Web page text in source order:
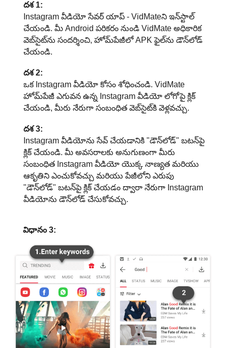
దశ 1:
Instagram వీడియో సేవర్ యాప్ - VidMateని ఇన్‌స్టాల్
చేయండి. మీ Android పరికరం నుండి VidMate అధికారిక
వెబ్‌సైట్‌ను సందర్శించి, హోమ్‌పేజీలో APK ఫైల్‌ను డౌన్‌లోడ్
చేయండి.
దశ 2:
ఒక Instagram వీడియో కోసం శోధించండి. VidMate
హోమ్‌పేజీ ఎగువన ఉన్న Instagram వీడియో లోగోపై క్లిక్
చేయండి, మీరు నేరుగా సంబంధిత వెబ్‌సైట్‌కి వెళ్లవచ్చు.
దశ 3:
Instagram వీడియోను సేవ్ చేయడానికి "డౌన్‌లోడ్" బటన్‌పై
క్లిక్ చేయండి. మీ అవసరాలకు అనుగుణంగా మీరు
సంబంధిత Instagram వీడియో యొక్క నాణ్యత మరియు
ఆకృతిని ఎంచుకోవచ్చు మరియు పేజీలోని ఎరుపు
"డౌన్‌లోడ్" బటన్‌పై క్లిక్ చేయడం ద్వారా నేరుగా Instagram
వీడియోను డౌన్‌లోడ్ చేసుకోవచ్చు.
విధానం 3: